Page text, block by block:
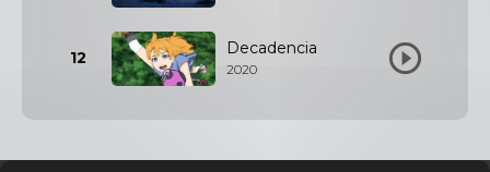
12 Decadencia
2020